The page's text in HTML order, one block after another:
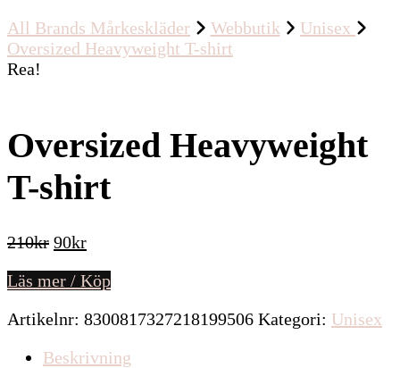
All Brands Mårkeskläder Webbutik
Unisex
Oversized Heavyweight T-shirt
Rea!
Oversized Heavyweight
T-shirt
210kr Det
priset
210kr.
90krDet
priset
90kr.
Läs mer / Köp
Artikelnr: 8300817327218199506 Kategori: Unisex
Beskrivning